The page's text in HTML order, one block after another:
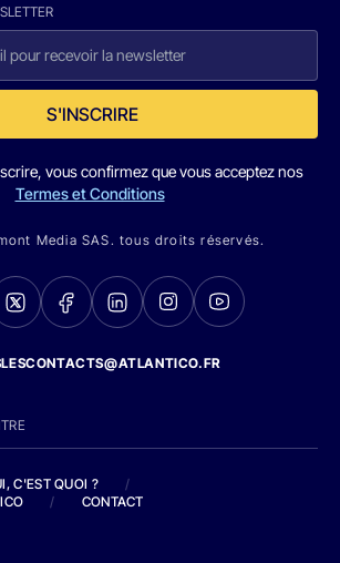
S'INSCRIRE
vous confirmez que vous acceptez nos
Termes et Conditions
Media SAS. tous droits réservés.
C'EST QUOI ?
/
/ CONTACT